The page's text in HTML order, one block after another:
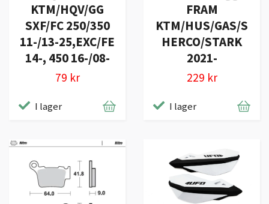
KTM/HQV/GG
SXF/FC 250/350
11-/13-25,EXC/FE
14-, 450 16-/08-
79 kr
I lager
FRAM
KTM/HUS/GAS/S
HERCO/STARK
2021-
229 kr
I lager